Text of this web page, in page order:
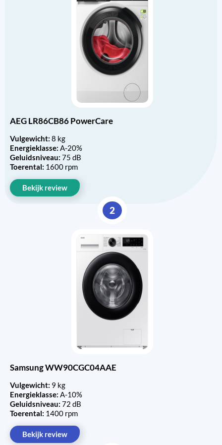
AEG LR86CB86 PowerCare
Vulgewicht: 8 kg
Energieklasse: A-20%
Geluidsniveau: 75 dB
Toerental: 1600 rpm
Bekijk review
2
Samsung WW90CGC04AAE
Vulgewicht: 9 kg
Energieklasse: A-10%
Geluidsniveau: 72 dB
Toerental: 1400 rpm
Bekijk review